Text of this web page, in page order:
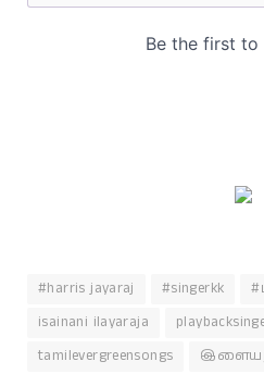
#harris jayaraj #singerkk
isainani ilayaraja
tamilevergreensongs